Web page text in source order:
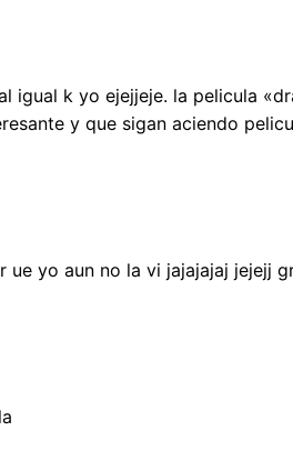
igual k yo ejejjeje. la pelicula
y que sigan aciendo
yo aun no la vi jajajajaj jejejj